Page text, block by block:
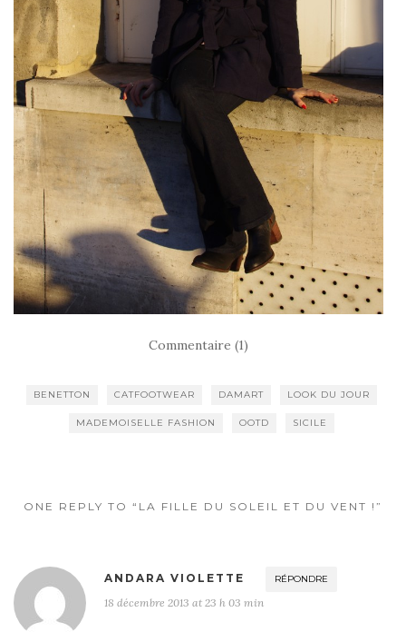
Commentaire (1)
BENETTON CATFOOTWEAR DAMART LOOK DU JOUR
MADEMOISELLE FASHION OOTD SICILE
ONE REPLY TO “LA FILLE DU SOLEIL ET DU VENT !”
ANDARA VIOLETTE RÉPONDRE
18 décembre 2013 at 23 h 03 min